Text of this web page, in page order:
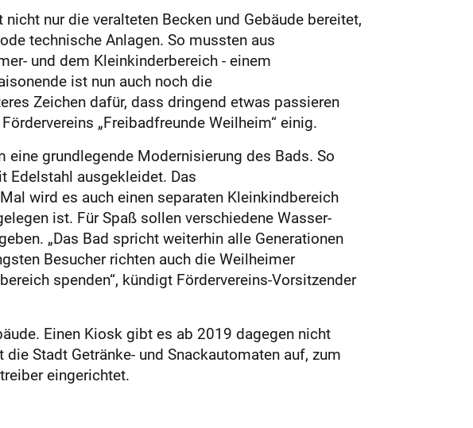
nur die veralteten Becken und Gebäude bereitet,
technische Anlagen. So mussten aus
und dem Kleinkinderbereich - einem
ist nun auch noch die
Zeichen dafür, dass dringend etwas passieren
„Freibadfreunde Weilheim“ einig.
grundlegende Modernisierung des Bads. So
Edelstahl ausgekleidet. Das
wird es auch einen separaten Kleinkindbereich
ist. Für Spaß sollen verschiedene Wasser-
„Das Bad spricht weiterhin alle Generationen
Besucher richten auch die Weilheimer
spenden“, kündigt Fördervereins-Vorsitzender
Einen Kiosk gibt es ab 2019 dagegen nicht
Stadt Getränke- und Snackautomaten auf, zum
eingerichtet.